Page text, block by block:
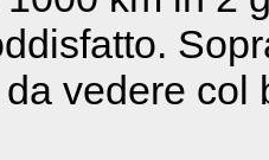
vedere col